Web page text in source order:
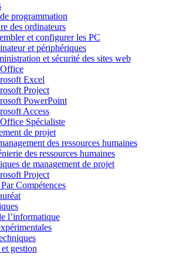
programmation
des ordinateurs
et configurer les PC
et périphériques
et sécurité des sites web
Excel
Project
PowerPoint
Access
Spécialiste
de projet
des ressources humaines
des ressources humaines
de management de projet
Project
Compétences
l’informatique
gestion